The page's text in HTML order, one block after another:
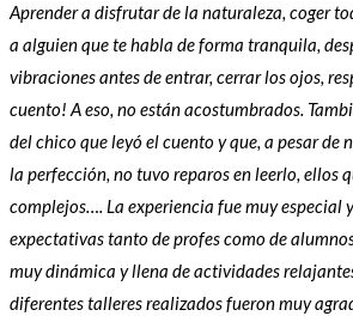
Aprender a disfrutar de la naturaleza, coger
a alguien que te habla de forma tranquila,
vibraciones antes de entrar, cerrar los ojos,
cuento! A eso, no están acostumbrados.
del chico que leyó el cuento y que, a pesar de
la perfección, no tuvo reparos en leerlo, ellos
complejos…. La experiencia fue muy especial
expectativas tanto de profes como de
muy dinámica y llena de actividades
diferentes talleres realizados fueron muy